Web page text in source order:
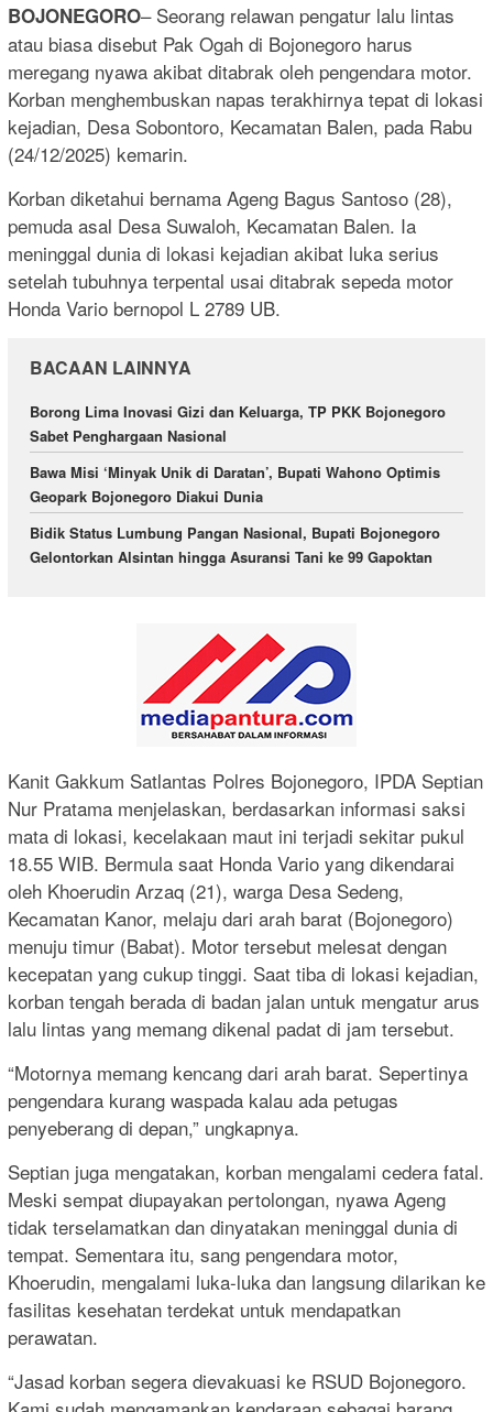
BOJONEGORO– Seorang relawan pengatur lalu lintas
atau biasa disebut Pak Ogah di Bojonegoro harus
meregang nyawa akibat ditabrak oleh pengendara motor.
Korban menghembuskan napas terakhirnya tepat di lokasi
kejadian, Desa Sobontoro, Kecamatan Balen, pada Rabu
(24/12/2025) kemarin.
Korban diketahui bernama Ageng Bagus Santoso (28),
pemuda asal Desa Suwaloh, Kecamatan Balen. Ia
meninggal dunia di lokasi kejadian akibat luka serius
setelah tubuhnya terpental usai ditabrak sepeda motor
Honda Vario bernopol L 2789 UB.
BACAAN LAINNYA
Borong Lima Inovasi Gizi dan Keluarga, TP PKK Bojonegoro
Sabet Penghargaan Nasional
Bawa Misi ‘Minyak Unik di Daratan’, Bupati Wahono Optimis
Geopark Bojonegoro Diakui Dunia
Bidik Status Lumbung Pangan Nasional, Bupati Bojonegoro
Gelontorkan Alsintan hingga Asuransi Tani ke 99 Gapoktan
Kanit Gakkum Satlantas Polres Bojonegoro, IPDA Septian
Nur Pratama menjelaskan, berdasarkan informasi saksi
mata di lokasi, kecelakaan maut ini terjadi sekitar pukul
18.55 WIB. Bermula saat Honda Vario yang dikendarai
oleh Khoerudin Arzaq (21), warga Desa Sedeng,
Kecamatan Kanor, melaju dari arah barat (Bojonegoro)
menuju timur (Babat). Motor tersebut melesat dengan
kecepatan yang cukup tinggi. Saat tiba di lokasi kejadian,
korban tengah berada di badan jalan untuk mengatur arus
lalu lintas yang memang dikenal padat di jam tersebut.
“Motornya memang kencang dari arah barat. Sepertinya
pengendara kurang waspada kalau ada petugas
penyeberang di depan,” ungkapnya.
Septian juga mengatakan, korban mengalami cedera fatal.
Meski sempat diupayakan pertolongan, nyawa Ageng
tidak terselamatkan dan dinyatakan meninggal dunia di
tempat. Sementara itu, sang pengendara motor,
Khoerudin, mengalami luka-luka dan langsung dilarikan ke
fasilitas kesehatan terdekat untuk mendapatkan
perawatan.
“Jasad korban segera dievakuasi ke RSUD Bojonegoro.